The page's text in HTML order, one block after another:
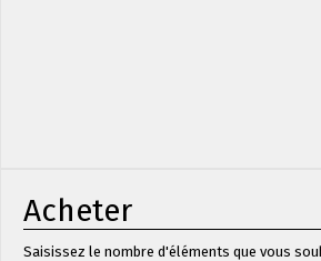
Acheter
Saisissez le nombre d'éléments que vous